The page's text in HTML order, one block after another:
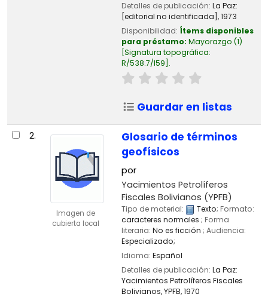
Detalles de publicación: La Paz:
[editorial no identificada],1973
Disponibilidad: Ítems disponibles
para préstamo: Mayorazgo (1)
Signatura topográfica:
R/538.7/I59 .
Guardar en listas
2.
Imagen de
cubierta local
Glosario de términos
geofísicos
por
Yacimientos Petrolíferos
Fiscales Bolivianos (YPFB)
Tipo de material: Texto; Formato:
caracteres normales ; Forma
literaria: No es ficción ; Audiencia:
Especializado;
Idioma: Español
Detalles de publicación: La Paz:
Yacimientos Petrolíferos Fiscales
Bolivianos, YPFB,1970